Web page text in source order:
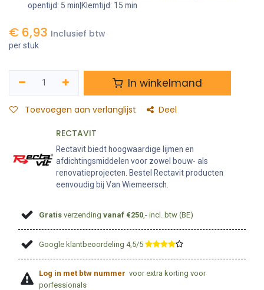
opentijd: 5 min|Klemtijd: 15 min
€ 6,93 Inclusief btw
per stuk
In winkelmand
Toevoegen aan verlanglijst Deel
RECTAVIT
Rectavit biedt hoogwaardige lijmen en
afdichtingsmiddelen voor zowel bouw- als
renovatieprojecten. Bestel Rectavit producten
eenvoudig bij Van Wiemeersch.
Gratis verzendingvanaf €250 ,- incl. btw (BE)
Google klantbeoordeling 4,5/5 ​
Log in met btw nummer voor extra korting voor
porfessionals